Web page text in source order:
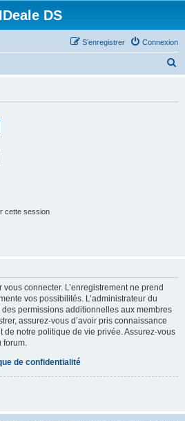
IDeale DS
Connexion
S’enregistrer
cette session
connecter. L’enregistrement ne prend
vos possibilités. L’administrateur du
permissions additionnelles aux membres
assurez-vous d’avoir pris connaissance
de notre politique de vie privée. Assurez-vous
de confidentialité